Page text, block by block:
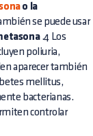
o la
se puede usar
.4 Los
poliuria,
aparecer también
mellitus,
bacterianas.
controlar